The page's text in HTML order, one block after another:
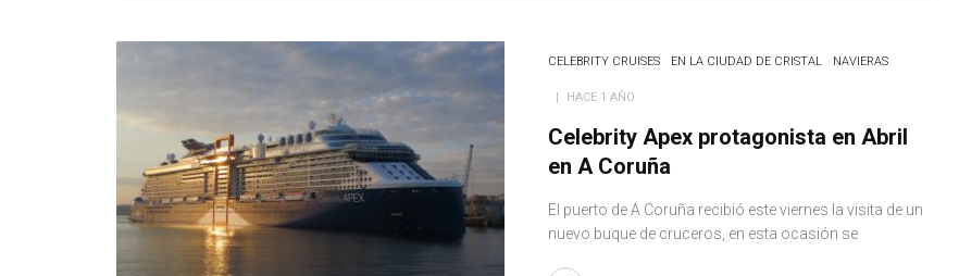
CELEBRITY CRUISES EN LA CIUDAD DE CRISTAL NAVIERAS
HACE 1 AÑO
Celebrity Apex protagonista en Abril
en A Coruña
El puerto de A Coruña recibió este viernes la visita de un
nuevo buque de cruceros, en esta ocasión se